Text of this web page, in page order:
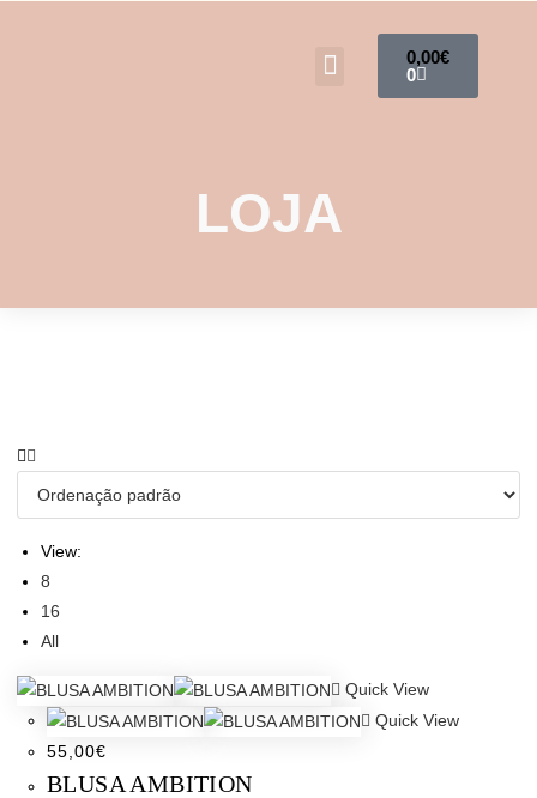
0,00€
0
LOJA
View:
8
16
All
Quick View
Quick View
55,00€
BLUSA AMBITION